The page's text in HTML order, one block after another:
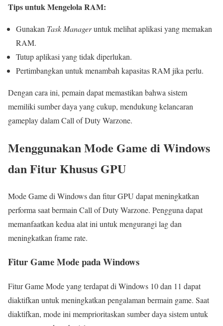
Tips untuk Mengelola RAM:
Gunakan Task Manageruntuk melihat aplikasi yang memakan
RAM.
Tutup aplikasi yang tidak diperlukan.
Pertimbangkan untuk menambah kapasitas RAM jika perlu.
Dengan cara ini, pemain dapat memastikan bahwa sistem
memiliki sumber daya yang cukup, mendukung kelancaran
gameplay dalam Call of Duty Warzone.
Menggunakan Mode Game di Windows
dan Fitur Khusus GPU
Mode Game di Windows dan fitur GPU dapat meningkatkan
performa saat bermain Call of Duty Warzone. Pengguna dapat
memanfaatkan kedua alat ini untuk mengurangi lag dan
meningkatkan frame rate.
Fitur Game Mode pada Windows
Fitur Game Mode yang terdapat di Windows 10 dan 11 dapat
diaktifkan untuk meningkatkan pengalaman bermain game. Saat
diaktifkan, mode ini memprioritaskan sumber daya sistem untuk